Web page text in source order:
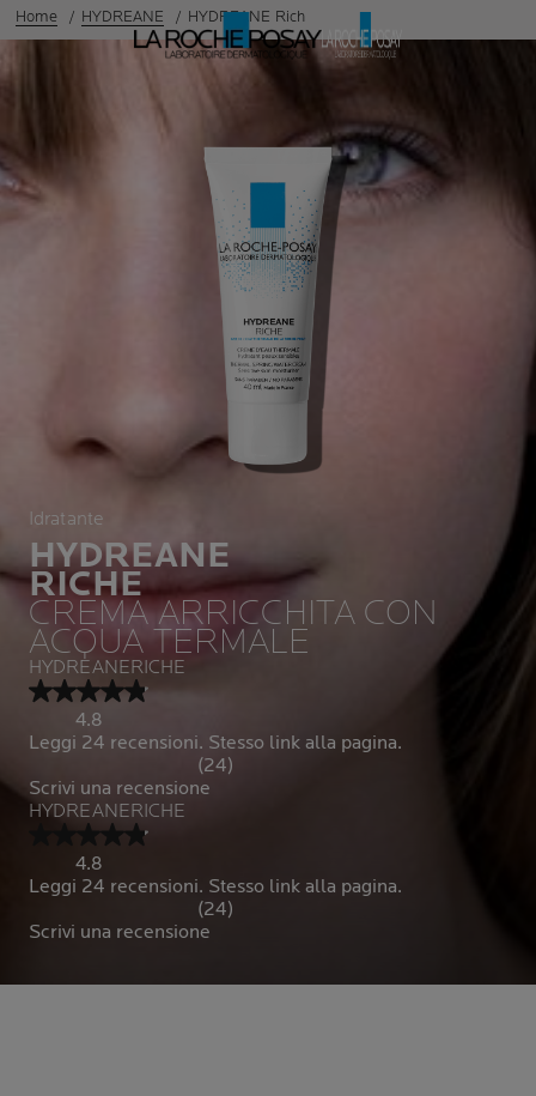
Home HYDREANE HYDREANE Rich
Idratante
HYDREANE
RICHE
CREMA ARRICCHITA CON
ACQUA TERMALE
HYDREANERICHE
4.8
Leggi 24 recensioni. Stesso link alla pagina.
(24)
Scrivi una recensione
HYDREANERICHE
4.8
Leggi 24 recensioni. Stesso link alla pagina.
(24)
Scrivi una recensione